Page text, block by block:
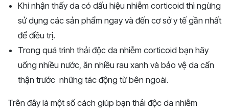
Khi nhận thấy da có dấu hiệu nhiễm corticoid thì ngừng
sử dụng các sản phẩm ngay và đến cơ sở y tế gần nhất
để điều trị.
Trong quá trình thải độc da nhiễm corticoid bạn hãy
uống nhiều nước, ăn nhiều rau xanh và bảo vệ da cẩn
thận trước những tác động từ bên ngoài.
Trên đây là một số cách giúp bạn thải độc da nhiễm